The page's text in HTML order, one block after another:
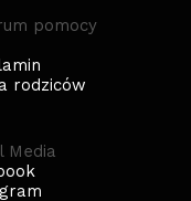
pomocy
rodziców
Media